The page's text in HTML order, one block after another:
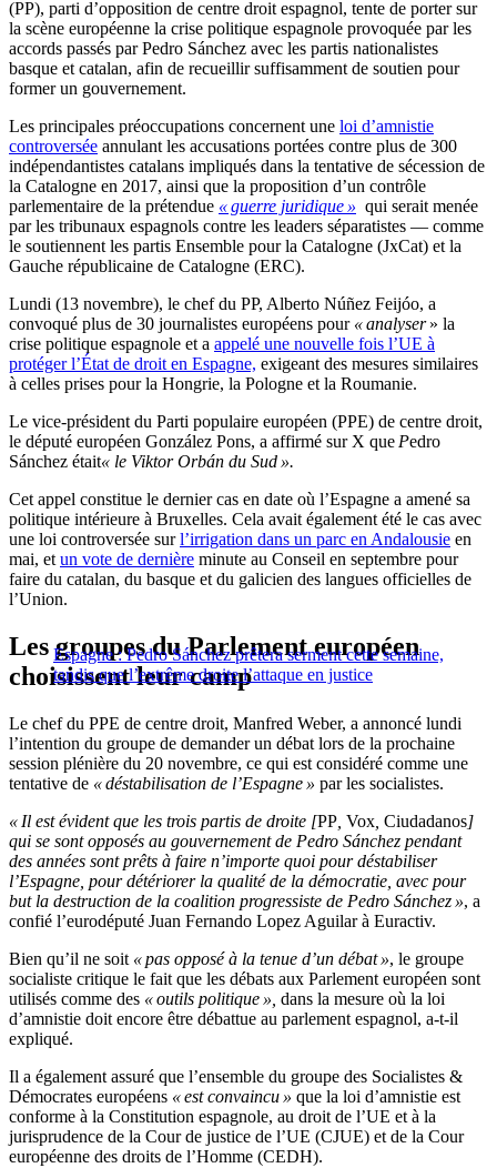
(PP), parti d’opposition de centre droit espagnol, tente de porter sur
la scène européenne la crise politique espagnole provoquée par les
accords passés par Pedro Sánchez avec les partis nationalistes
basque et catalan, afin de recueillir suffisamment de soutien pour
former un gouvernement.
Les principales préoccupations concernent une loi d’amnistie
controversée annulant les accusations portées contre plus de 300
indépendantistes catalans impliqués dans la tentative de sécession de
la Catalogne en 2017, ainsi que la proposition d’un contrôle
parlementaire de la prétendue « guerre juridique » qui serait menée
par les tribunaux espagnols contre les leaders séparatistes — comme
le soutiennent les partis Ensemble pour la Catalogne (JxCat) et la
Gauche républicaine de Catalogne (ERC).
Lundi (13 novembre), le chef du PP, Alberto Núñez Feijóo, a
convoqué plus de 30 journalistes européens pour « analyser» la
crise politique espagnole et a appelé une nouvelle fois l’UE à
protéger l’État de droit en Espagne, exigeant des mesures similaires
à celles prises pour la Hongrie, la Pologne et la Roumanie.
Le vice-président du Parti populaire européen (PPE) de centre droit,
le député européen González Pons, a affirmé sur X que Pedro
Sánchez était« le Viktor Orbán du Sud ».
Cet appel constitue le dernier cas en date où l’Espagne a amené sa
politique intérieure à Bruxelles. Cela avait également été le cas avec
une loi controversée surl’irrigation dans un parc en Andalousie en
mai, et un vote de dernière minute au Conseil en septembre pour
faire du catalan, du basque et du galicien des langues officielles de
l’Union.
Espagne : Pedro Sánchez prêtera serment cette semaine,
tandis que l’extrême droite l’attaque en justice
Les groupes du Parlement européen
choisissent leur camp
Le chef du PPE de centre droit, Manfred Weber, a annoncé lundi
l’intention du groupe de demander un débat lors de la prochaine
session plénière du 20 novembre, ce qui est considéré comme une
tentative de « déstabilisation de l’Espagne » par les socialistes.
« Il est évident que les trois partis de droite [PP Vox Ciudadanos]
qui se sont opposés au gouvernement de Pedro Sánchez pendant
des années sont prêts à faire n’importe quoi pour déstabiliser
l’Espagne, pour détériorer la qualité de la démocratie, avec pour
but la destruction de la coalition progressiste de Pedro Sánchez », a
confié l’eurodéputé Juan Fernando Lopez Aguilar à Euractiv.
Bien qu’il ne soit « pas opposé à la tenue d’un débat », le groupe
socialiste critique le fait que les débats aux Parlement européen sont
utilisés comme des « outils politique », dans la mesure où la loi
d’amnistie doit encore être débattue au parlement espagnol, a-t-il
expliqué.
Il a également assuré que l’ensemble du groupe des Socialistes &
Démocrates européens « est convaincu » que la loi d’amnistie est
conforme à la Constitution espagnole, au droit de l’UE et à la
jurisprudence de la Cour de justice de l’UE (CJUE) et de la Cour
européenne des droits de l’Homme (CEDH).